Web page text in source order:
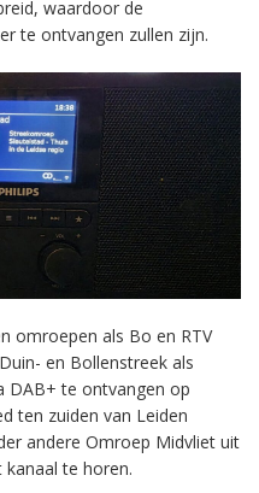
waardoor de
te ontvangen zullen zijn.
omroepen als Bo en RTV
en Bollenstreek als
DAB+ te ontvangen op
ten zuiden van Leiden
andere Omroep Midvliet uit
kanaal te horen.